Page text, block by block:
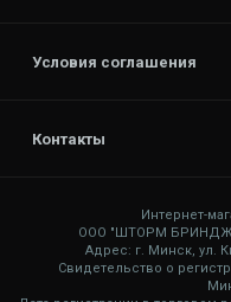
Условия соглашения
Контакты
Интернет-
ООО "ШТОРМ
Адрес: г. Минск, ул.
Свидетельство о